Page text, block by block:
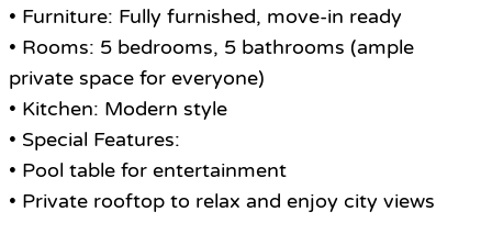
• Furniture: Fully furnished, move-in ready
• Rooms: 5 bedrooms, 5 bathrooms (ample
private space for everyone)
• Kitchen: Modern style
• Special Features:
• Pool table for entertainment
• Private rooftop to relax and enjoy city views